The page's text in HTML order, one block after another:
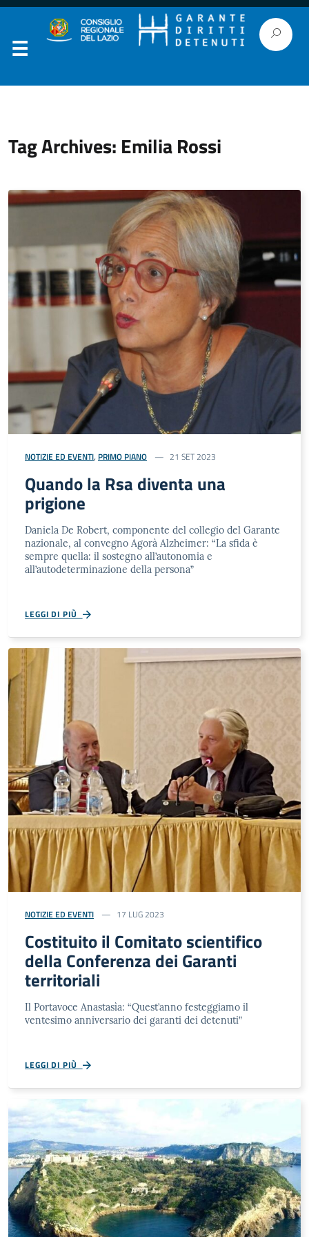
Tag Archives: Emilia Rossi
NOTIZIE ED EVENTI, PRIMO PIANO 21 SET 2023
Quando la Rsa diventa una
prigione
Daniela De Robert, componente del collegio del Garante
nazionale, al convegno Agorà Alzheimer: “La sfida è
sempre quella: il sostegno all’autonomia e
all’autodeterminazione della persona”
LEGGI DI PIÙ
NOTIZIE ED EVENTI 17 LUG 2023
Costituito il Comitato scientifico
della Conferenza dei Garanti
territoriali
Il Portavoce Anastasìa: “Quest’anno festeggiamo il
ventesimo anniversario dei garanti dei detenuti”
LEGGI DI PIÙ